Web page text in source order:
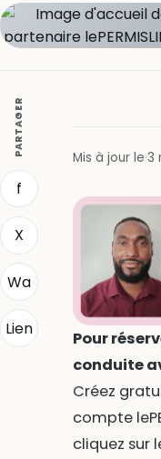
PARTAGER
f
X
Wa
Lien
Mis à jour le·3
Pour
conduite
Créez
compte
cliquez sur